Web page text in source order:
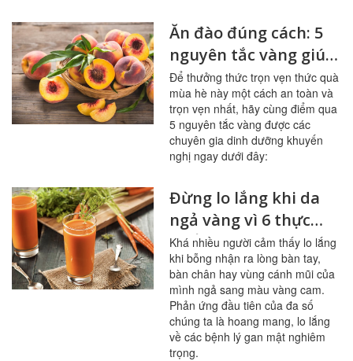
Ăn đào đúng cách: 5
nguyên tắc vàng giúp
sạch mạch máu,
tránh ngộ độc
Để thưởng thức trọn vẹn thức quà
mùa hè này một cách an toàn và
trọn vẹn nhất, hãy cùng điểm qua
5 nguyên tắc vàng được các
chuyên gia dinh dưỡng khuyến
nghị ngay dưới đây:
Đừng lo lắng khi da
ngả vàng vì 6 thực
phẩm này
Khá nhiều người cảm thấy lo lắng
khi bỗng nhận ra lòng bàn tay,
bàn chân hay vùng cánh mũi của
mình ngả sang màu vàng cam.
Phản ứng đầu tiên của đa số
chúng ta là hoang mang, lo lắng
về các bệnh lý gan mật nghiêm
trọng.